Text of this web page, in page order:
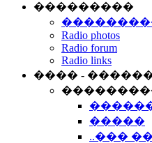
���������
Radio photos
Radio forum
Radio links
���� -
�����
..���